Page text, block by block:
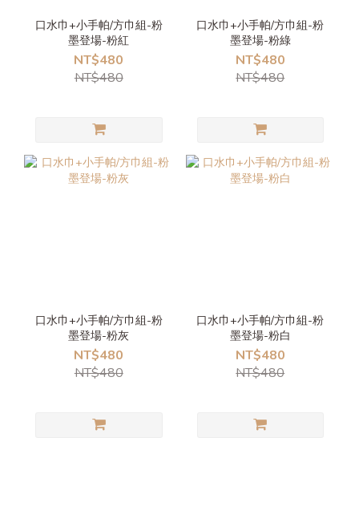
口水巾+小手帕/方巾組-粉
墨登場-粉紅
NT$480
NT$480
口水巾+小手帕/方巾組-粉
墨登場-粉綠
NT$480
NT$480
口水巾+小手帕/方巾組-粉
墨登場-粉灰
NT$480
NT$480
口水巾+小手帕/方巾組-粉
墨登場-粉白
NT$480
NT$480